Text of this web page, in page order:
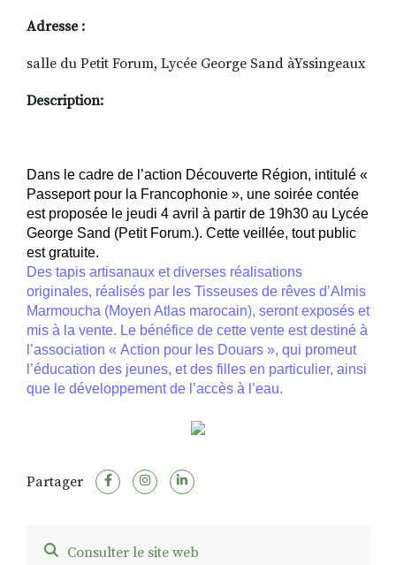
Adresse :
salle du Petit Forum, Lycée George Sand àYssingeaux
Description:
Dans le cadre de l’action Découverte Région, intitulé «
Passeport pour la Francophonie », une soirée contée
est proposée le jeudi 4 avril à partir de 19h30 au Lycée
George Sand (Petit Forum.). Cette veillée, tout public
est gratuite.
Des tapis artisanaux et diverses réalisations
originales, réalisés par les Tisseuses de rêves d’Almis
Marmoucha (Moyen Atlas marocain), seront exposés et
mis à la vente. Le bénéfice de cette vente est destiné à
l’association « Action pour les Douars », qui promeut
l’éducation des jeunes, et des filles en particulier, ainsi
que le développement de l’accès à l’eau.
Partager
Consulter le site web